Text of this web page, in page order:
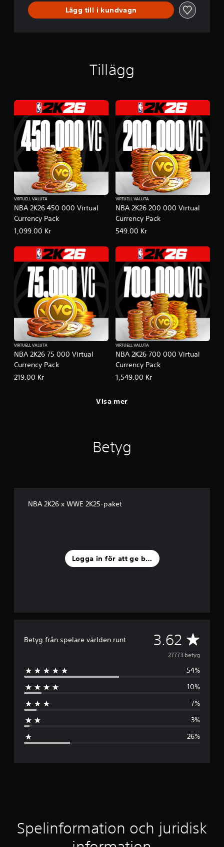
Lägg till i kundvagn
Tillägg
NBA 2K26 450 000 Virtual
Currency Pack
VIRTUELL VALUTA
1,099.00 Kr
NBA 2K26 200 000 Virtual
Currency Pack
VIRTUELL VALUTA
549.00 Kr
NBA 2K26 75 000 Virtual
Currency Pack
VIRTUELL VALUTA
219.00 Kr
NBA 2K26 700 000 Virtual
Currency Pack
VIRTUELL VALUTA
1,549.00 Kr
Visa mer
Betyg
NBA 2K26 x WWE 2K25-paket
Logga in för att ge betyg
Betyg från spelare världen runt 3.62 G
e
n
o
m
s
i
l
27773 betyg
54%
10%
7%
3%
26%
Spelinformation och juridisk